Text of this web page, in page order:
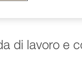
di lavoro e